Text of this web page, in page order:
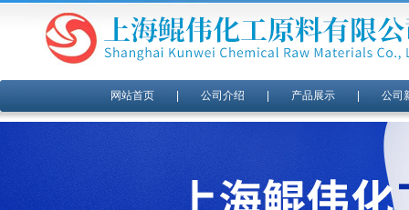
网站首页| 公司介绍 产品展示| 公司